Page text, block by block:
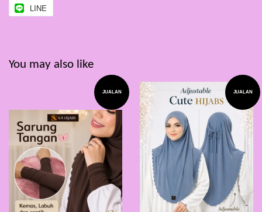
LINE
You may also like
JUALAN JUALAN